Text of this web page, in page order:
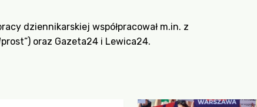
dziennikarskiej współpracował m.in. z
oraz Gazeta24 i Lewica24.